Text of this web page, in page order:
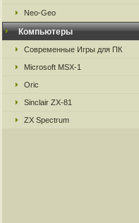
Neo-Geo
Компьютеры
Современные Игры для ПК
Microsoft MSX-1
Oric
Sinclair ZX-81
ZX Spectrum